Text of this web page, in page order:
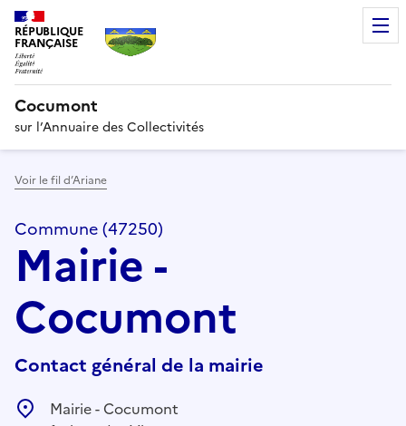
RÉPUBLIQUE
FRANÇAISE
Cocumont
sur l’Annuaire des Collectivités
Voir le fil d’Ariane
Commune (47250)
Mairie -
Cocumont
Contact général de la mairie
Mairie - Cocumont